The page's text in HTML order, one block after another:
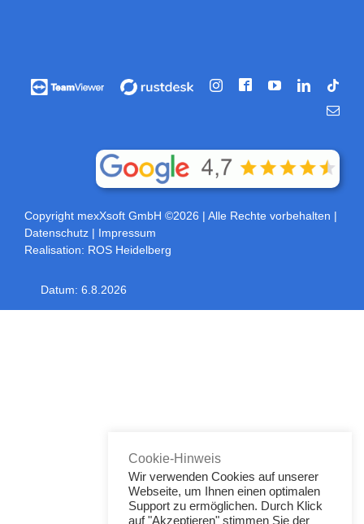
Vorführung
/
Vorführung
InstagramFacebookYouTubeLinkedIn
E-
Copyright mexXsoft GmbH ©2026 | Alle Rechte vorbehalten |
Datenschutz | Impressum
Realisation: ROS Heidelberg
Datum: 6.8.2026
Cookie-Hinweis
Wir verwenden Cookies auf unserer
Webseite, um Ihnen einen optimalen
Support zu ermöglichen. Durch Klick
auf "Akzeptieren" stimmen Sie der